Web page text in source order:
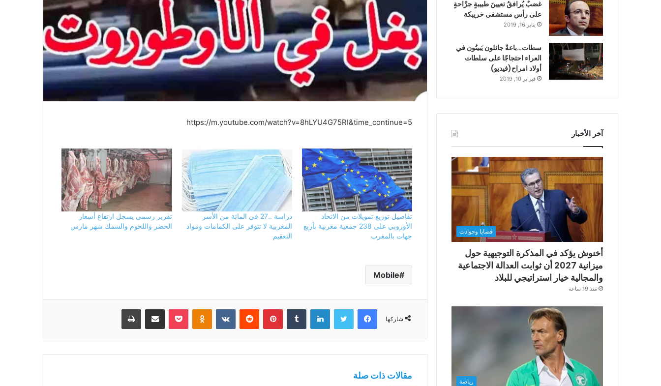
https://m.youtube.com/watch?v=8hLYU4G75RI&time_continue=5
تفاصيل توزيع تمويلات من الاتحاد
الأوروبي على 238 جمعية مغربية بأربع
جهات بالمغرب
دراسة ..27 في المائة من الأسر
المغربية لا تتوفر على الكمامات ومواد
التعقيم
تقرير رسمي يسجل ارتفاع أسعار
الخضر واللحوم والسمك شهر مارس
Mobile
شاركها
فيسبوك تويتر لينكدإن بينتيريست Odnoklassniki
بوكيت مشاركة عبر البريد طباعة
مقالات ذات صلة
غضبٌ يُرافقُ تعيينَ طبيبةٍ جرَّاحةٍ
على رأس مستشفى خريبكة
يناير 16, 2019
سطات…باعةٌ جائلون يَبيتُون في
العراء احتجاجًا على سلطات
أولاد امراح(فيديو)
فبراير 10, 2019
آخر الأخبار
قضايا وحوادث
أخنوش يؤكد في المذكرة التوجيهية حول
ميزانية 2027 أن ثوابت العدالة الاجتماعية
والمجالية خيار استراتيجي للبلاد
منذ 19 ساعة
رياضة